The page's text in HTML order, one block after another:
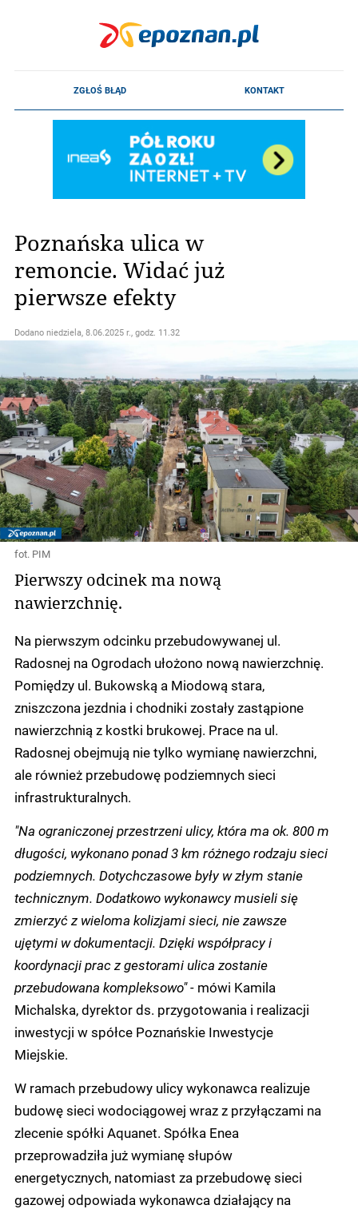
Poznańska ulica w
remoncie. Widać już
pierwsze efekty
Dodano niedziela, 8.06.2025 r., godz. 11.32
fot. PIM
Pierwszy odcinek ma nową
nawierzchnię.
Na pierwszym odcinku przebudowywanej ul.
Radosnej na Ogrodach ułożono nową nawierzchnię.
Pomiędzy ul. Bukowską a Miodową stara,
zniszczona jezdnia i chodniki zostały zastąpione
nawierzchnią z kostki brukowej. Prace na ul.
Radosnej obejmują nie tylko wymianę nawierzchni,
ale również przebudowę podziemnych sieci
infrastrukturalnych.
"Na ograniczonej przestrzeni ulicy, która ma ok. 800 m
długości, wykonano ponad 3 km różnego rodzaju sieci
podziemnych. Dotychczasowe były w złym stanie
technicznym. Dodatkowo wykonawcy musieli się
zmierzyć z wieloma kolizjami sieci, nie zawsze
ujętymi w dokumentacji. Dzięki współpracy i
koordynacji prac z gestorami ulica zostanie
przebudowana kompleksowo" - mówi Kamila
Michalska, dyrektor ds. przygotowania i realizacji
inwestycji w spółce Poznańskie Inwestycje
Miejskie.
W ramach przebudowy ulicy wykonawca realizuje
budowę sieci wodociągowej wraz z przyłączami na
zlecenie spółki Aquanet. Spółka Enea
przeprowadziła już wymianę słupów
energetycznych, natomiast za przebudowę sieci
gazowej odpowiada wykonawca działający na